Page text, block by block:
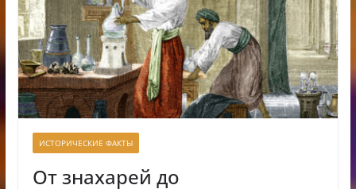
ИСТОРИЧЕСКИЕ ФАКТЫ
От знахарей до